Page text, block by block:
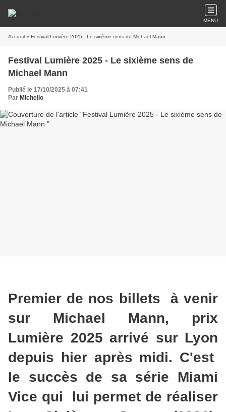
MENU
Accueil » Festival Lumière 2025 - Le sixième sens de Michael Mann
Festival Lumière 2025 - Le sixième sens de
Michael Mann
Publié le 17/10/2025 à 07:41
Par Michelio
Premier de nos billets à venir
sur Michael Mann, prix
Lumière 2025 arrivé sur Lyon
depuis hier après midi. C'est
le succès de sa série Miami
Vice qui lui permet de réaliser